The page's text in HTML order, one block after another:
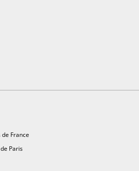
France
Paris